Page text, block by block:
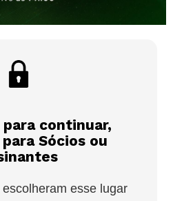
para continuar,
Sócios ou
esse lugar